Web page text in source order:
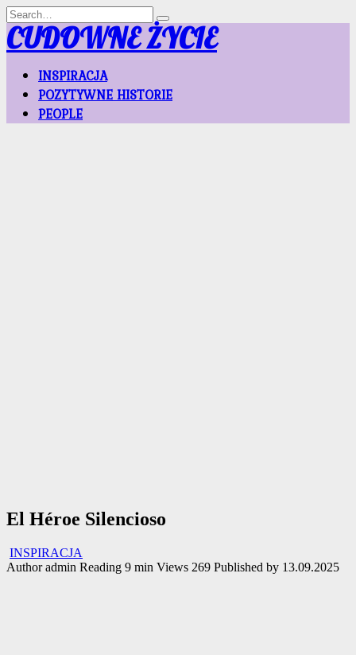
Skip
to
content
Search
for:
CUDOWNE ŻYCIE
INSPIRACJA
POZYTYWNE HISTORIE
PEOPLE
El Héroe Silencioso
INSPIRACJA
Author admin Reading 9 min Views 269 Published by 13.09.2025